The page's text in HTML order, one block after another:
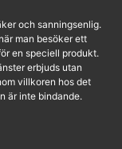
och sanningsenlig.
man besöker ett
en speciell produkt.
erbjuds utan
villkoren hos det
är inte bindande.